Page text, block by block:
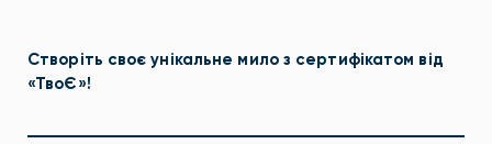
Створіть своє унікальне мило з сертифікатом від
«ТвоЄ»!